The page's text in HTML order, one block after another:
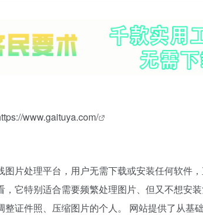
www.gaituya.com/
片处理平台，用户无需下载或安装任何软件
它特别适合需要频繁处理图片、但又不想安
整证件照、压缩图片的个人。 网站提供了从基